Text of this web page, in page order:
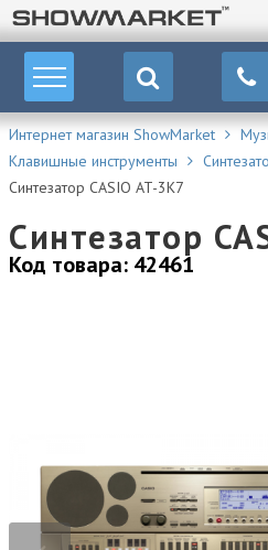
Интернет магазин ShowMarket
Клавишные инструменты
Синтезатор CASIO AT-3K7
Синтезатор
Код товара: 42461